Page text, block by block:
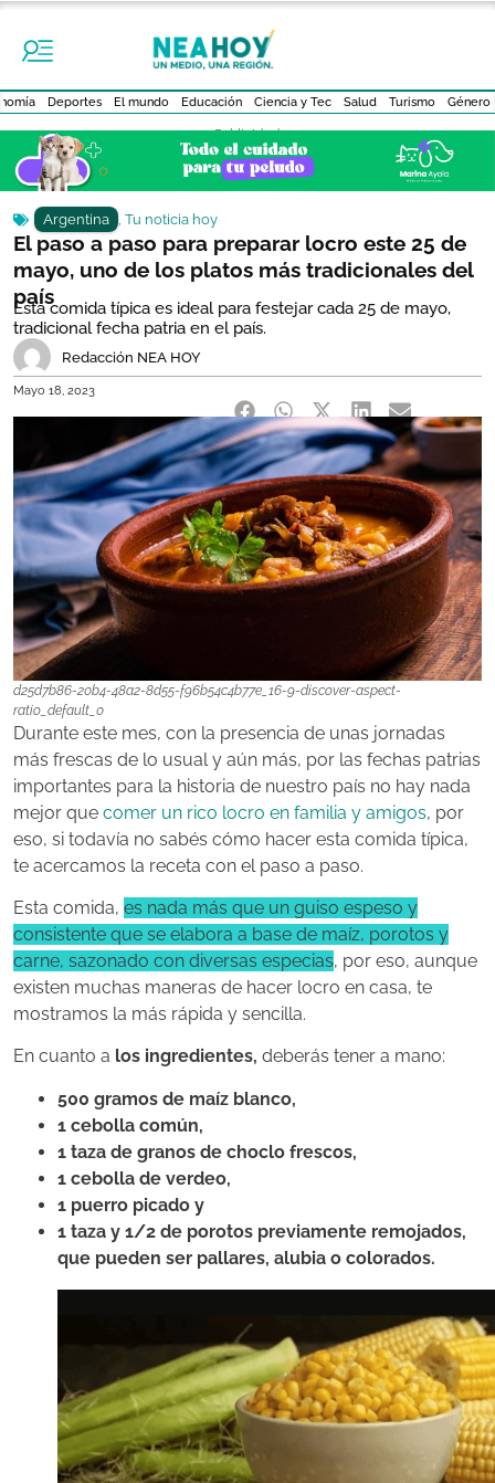
Deportes El mundo Educación Ciencia y Tec Salud Turismo Género
- Publicidad -
Argentina , Tu noticia hoy
El paso a paso para preparar locro este 25 de
mayo, uno de los platos más tradicionales del
país
Esta comida típica es ideal para festejar cada 25 de mayo,
tradicional fecha patria en el país.
Redacción NEA HOY
Mayo 18, 2023
d25d7b86-20b4-48a2-8d55-f96b54c4b77e_16-9-discover-aspect-
ratio_default_0
Durante este mes, con la presencia de unas jornadas
más frescas de lo usual y aún más, por las fechas patrias
importantes para la historia de nuestro país no hay nada
mejor que comer un rico locro en familia y amigos, por
eso, si todavía no sabés cómo hacer esta comida típica,
te acercamos la receta con el paso a paso.
Esta comida, es nada más que un guiso espeso y
consistente que se elabora a base de maíz, porotos y
carne, sazonado con diversas especias, por eso, aunque
existen muchas maneras de hacer locro en casa, te
mostramos la más rápida y sencilla.
En cuanto a los ingredientes, deberás tener a mano:
500 gramos de maíz blanco,
1 cebolla común,
1 taza de granos de choclo frescos,
1 cebolla de verdeo,
1 puerro picado y
1 taza y 1/2 de porotos previamente remojados,
que pueden ser pallares, alubia o colorados.